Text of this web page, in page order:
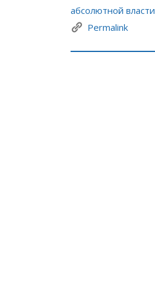
абсолютной власти
Permalink